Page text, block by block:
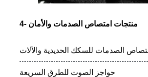
4- منتجات امتصاص الصدمات والأمان
الصدمات للسكك الحديدية والآلات
حواجز الصوت للطرق السريعة